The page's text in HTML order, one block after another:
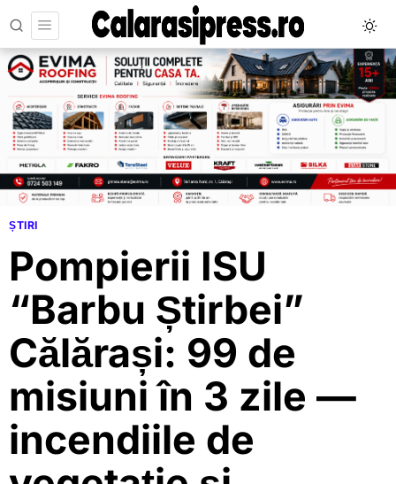
ȘTIRI
Pompierii ISU
“Barbu Știrbei”
Călărași: 99 de
misiuni în 3 zile —
incendiile de